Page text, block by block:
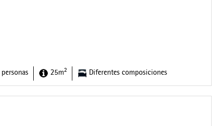
25m2 Diferentes composiciones